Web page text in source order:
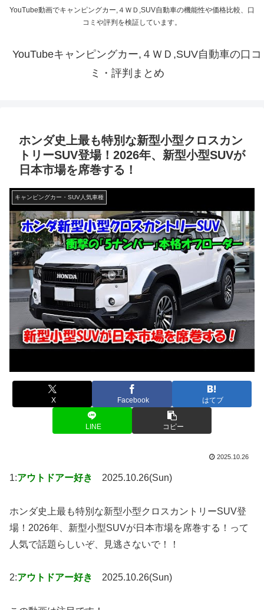
YouTube動画でキャンピングカー,４ＷＤ,SUV自動車の機能性や価格比較、口
コミや評判を検証しています。
YouTubeキャンピングカー,４ＷＤ,SUV自動車の口コ
ミ・評判まとめ
ホンダ史上最も特別な新型小型クロスカン
トリーSUV登場！2026年、新型小型SUVが
日本市場を席巻する！
キャンピングカー・SUV人気車種
X Facebook はてブ
LINE コピー
2025.10.26
1:アウトドアー好き 2025.10.26(Sun)
ホンダ史上最も特別な新型小型クロスカントリーSUV登
場！2026年、新型小型SUVが日本市場を席巻する！って
人気で話題らしいぞ、見逃さないで！！
2:アウトドアー好き 2025.10.26(Sun)